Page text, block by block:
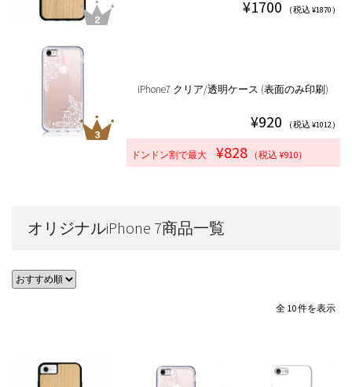
¥1700 （税込 ¥1870）
iPhone7 クリア/透明ケース (表面のみ印刷)
¥920 （税込 ¥1012）
ドンドン割で最大 ¥828 （税込 ¥910）
オリジナルiPhone 7商品一覧
全 10 件を表示